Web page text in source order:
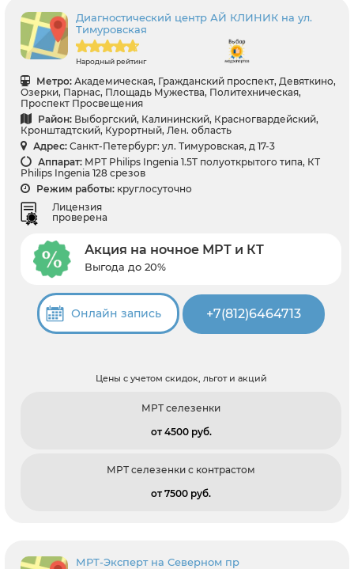
Диагностический центр АЙ КЛИНИК на ул.
Тимуровская
Народный рейтинг
Метро: Академическая, Гражданский проспект, Девяткино,
Озерки, Парнас, Площадь Мужества, Политехническая,
Проспект Просвещения
Район: Выборгский, Калининский, Красногвардейский,
Кронштадтский, Курортный, Лен. область
Адрес: Санкт-Петербург: ул. Тимуровская, д 17-3
Аппарат: МРТ Philips Ingenia 1.5T полуоткрытого типа, КТ
Philips Ingenia 128 срезов
Режим работы: круглосуточно
Лицензия
проверена
Акция на ночное МРТ и КТ
Выгода до 20%
Онлайн запись +7(812)6464713
Цены с учетом скидок, льгот и акций
МРТ селезенки
от 4500 pуб.
МРТ селезенки с контрастом
от 7500 pуб.
МРТ-Эксперт на Северном пр